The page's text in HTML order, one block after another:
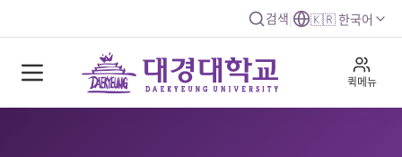
검색 🇰🇷 한국어
퀵메뉴